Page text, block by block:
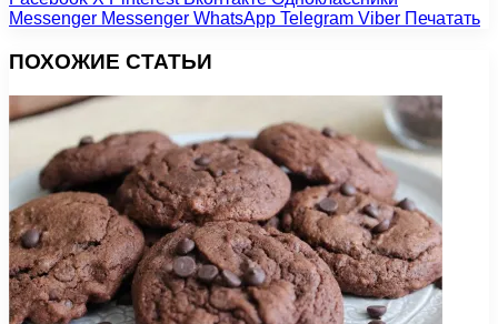
Messenger Messenger WhatsApp Telegram Viber Печатать
ПОХОЖИЕ СТАТЬИ